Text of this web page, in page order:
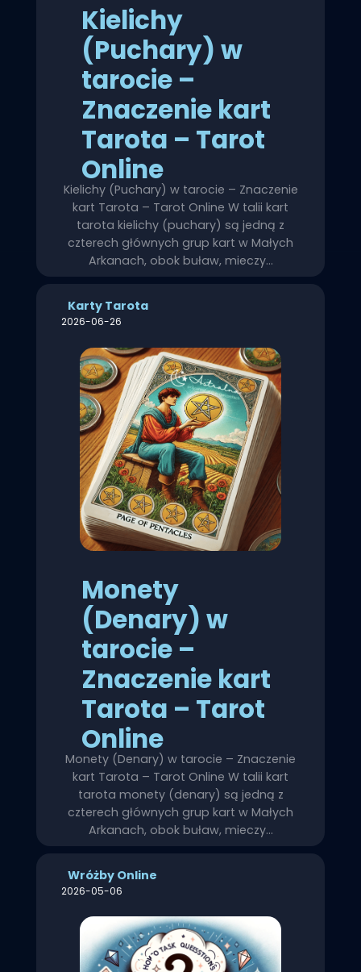
Kielichy
(Puchary) w
tarocie –
Znaczenie kart
Tarota – Tarot
Online
Kielichy (Puchary) w tarocie – Znaczenie
kart Tarota – Tarot Online W talii kart
tarota kielichy (puchary) są jedną z
czterech głównych grup kart w Małych
Arkanach, obok buław, mieczy…
Karty Tarota
2026-06-26
Monety
(Denary) w
tarocie –
Znaczenie kart
Tarota – Tarot
Online
Monety (Denary) w tarocie – Znaczenie
kart Tarota – Tarot Online W talii kart
tarota monety (denary) są jedną z
czterech głównych grup kart w Małych
Arkanach, obok buław, mieczy…
Wróżby Online
2026-05-06